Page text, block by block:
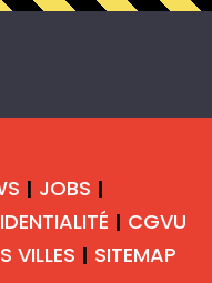
| JOBS |
| CGVU
VILLES | SITEMAP